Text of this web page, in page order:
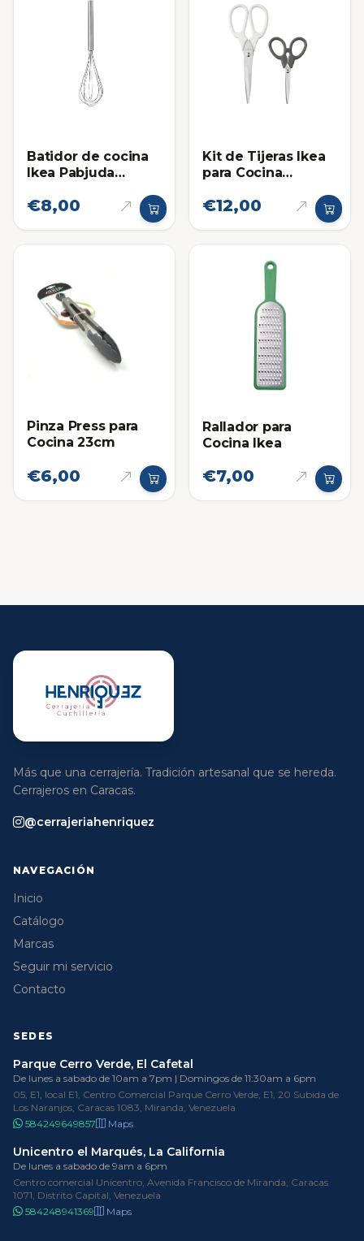
Batidor de cocina
Ikea Pabjuda
€8,00
Kit de Tijeras Ikea
para Cocina
€12,00
Pinza Press para
Cocina 23cm
€6,00
Rallador para
Cocina Ikea
€7,00
Más que una cerrajería. Tradición artesanal que se hereda.
Cerrajeros en Caracas.
@cerrajeriahenriquez
NAVEGACIÓN
Inicio
Catálogo
Marcas
Seguir mi servicio
Contacto
SEDES
Parque Cerro Verde, El Cafetal
De lunes a sabado de 10am a 7pm | Domingos de 11:30am a 6pm
05, E1, local E1, Centro Comercial Parque Cerro Verde, E1, 20 Subida de
Los Naranjos, Caracas 1083, Miranda, Venezuela
584249649857
Maps
Unicentro el Marqués, La California
De lunes a sabado de 9am a 6pm
Centro comercial Unicentro, Avenida Francisco de Miranda, Caracas
1071, Distrito Capital, Venezuela
584248941369
Maps